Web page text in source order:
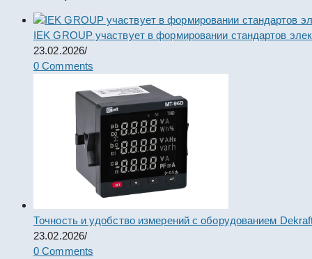
IEK GROUP участвует в формировании стандартов
23.02.2026/
0 Comments
Точность и удобство измерений с оборудованием
23.02.2026/
0 Comments